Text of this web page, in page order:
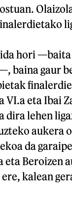
hori —baita
baina gaur
VI.a eta Ibai
dira lehen
aukera
da
Beroizen
kalean